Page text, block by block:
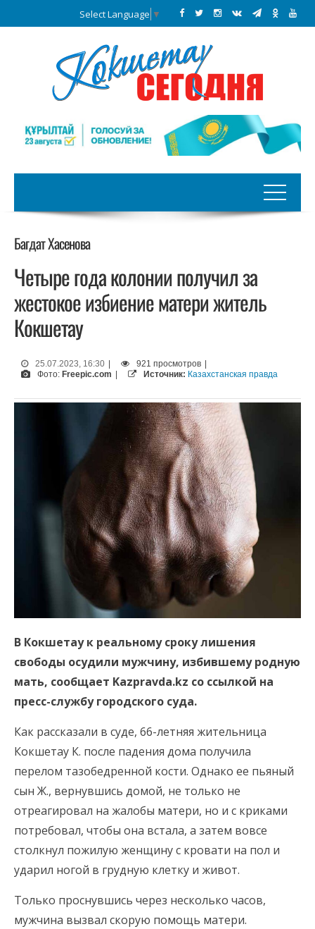
Select Language ▼
Багдат Хасенова
Четыре года колонии получил за
жестокое избиение матери житель
Кокшетау
25.07.2023, 16:30 921 просмотров
Фото: Freepic.com Источник: Казахстанская правда
В Кокшетау к реальному сроку лишения
свободы осудили мужчину, избившему родную
мать, сообщает Kazpravda.kz со ссылкой на
пресс-службу городского суда.
Как рассказали в суде, 66-летняя жительница
Кокшетау К. после падения дома получила
перелом тазобедренной кости. Однако ее пьяный
сын Ж., вернувшись домой, не только не
отреагировал на жалобы матери, но и с криками
потребовал, чтобы она встала, а затем вовсе
столкнул пожилую женщину с кровати на пол и
ударил ногой в грудную клетку и живот.
Только проснувшись через несколько часов,
мужчина вызвал скорую помощь матери.